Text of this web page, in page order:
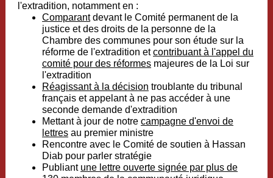
l'extradition, notamment en :
Comparantdevant le Comité permanent de la
justice et des droits de la personne de la
Chambre des communes pour son étude sur la
réforme de l'extradition etcontribuant à l'appel du
comité pour des réformes majeures de la Loi sur
l'extradition
Réagissant à la décision troublante du tribunal
français et appelant à ne pas accéder à une
seconde demande d'extradition
Mettant à jour de notre campagne d'envoi de
lettres au premier ministre
Rencontre avec le Comité de soutien à Hassan
Diab pour parler stratégie
Publiant une lettre ouverte signée par plus de